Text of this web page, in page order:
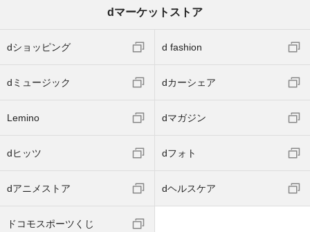
dマーケットストア
dショッピング d fashion
dミュージック dカーシェア
Lemino dマガジン
dヒッツ dフォト
dアニメストア dヘルスケア
ドコモスポーツくじ